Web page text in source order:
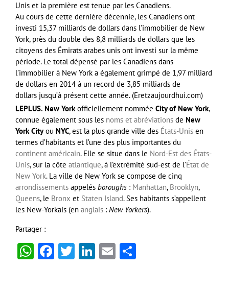
Unis et la première est tenue par les Canadiens.
Au cours de cette dernière décennie, les Canadiens ont
investi 15,37 milliards de dollars dans l’immobilier de New
York, près du double des 8,8 milliards de dollars que les
citoyens des Émirats arabes unis ont investi sur la même
période. Le total dépensé par les Canadiens dans
l’immobilier à New York a également grimpé de 1,97 milliard
de dollars en 2014 à un record de 3,85 milliards de
dollars jusqu’à présent cette année. (Eretzaujourdhui.com)
LEPLUS. New Yorkofficiellement nommée City of New York,
connue également sous les noms et abréviations de New
York Cityou NYC, est la plus grande ville des États-Unis en
termes d’habitants et l’une des plus importantes du
continent américain. Elle se situe dans le Nord-Est des États-
Unis, sur la côte atlantique, à l’extrémité sud-est de l’État de
New York. La ville de New York se compose de cinq
arrondissements appelés boroughs : Manhattan, Brooklyn,
Queens, le Bronx et Staten Island. Ses habitants s’appellent
les New-Yorkais (en anglais : New Yorkers).
Partager :
WhatsApp
Facebook
Twitter
LinkedIn
Email